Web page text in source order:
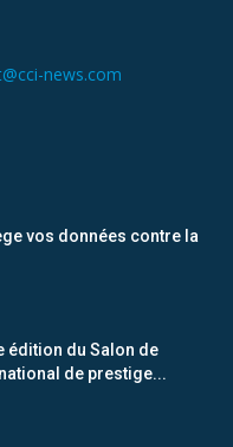
news.com
vos données contre la
édition du Salon de
de prestige...